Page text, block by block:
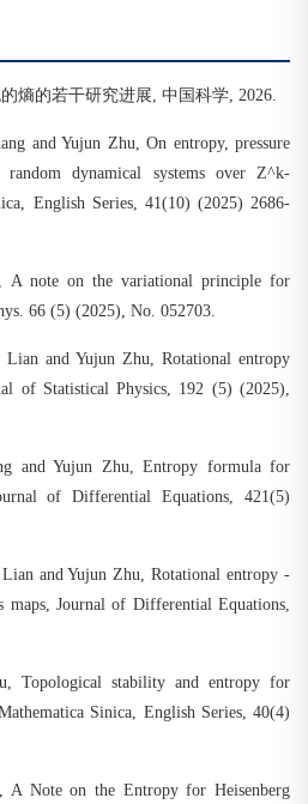
熵的若干研究进展, 中国科学, 2026.
and Yujun Zhu, On entropy, pressure
dynamical systems over Z^k-
English Series, 41(10) (2025) 2686-
A note on the variational principle for
66 (5) (2025), No. 052703.
and Yujun Zhu, Rotational entropy
of Statistical Physics, 192 (5) (2025),
and Yujun Zhu, Entropy formula for
of Differential Equations, 421(5)
and Yujun Zhu, Rotational entropy -
Journal of Differential Equations,
Topological stability and entropy for
Sinica, English Series, 40(4)
A Note on the Entropy for Heisenberg